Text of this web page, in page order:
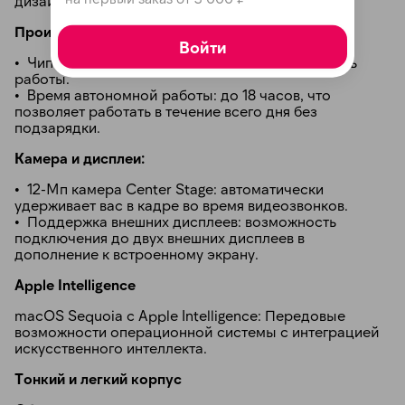
Производительность:
• Чип M4: обеспечивает молниеносную скорость
работы.
• Время автономной работы: до 18 часов, что
позволяет работать в течение всего дня без
подзарядки.
Камера и дисплеи:
• 12-Мп камера Center Stage: автоматически
удерживает вас в кадре во время видеозвонков.
• Поддержка внешних дисплеев: возможность
подключения до двух внешних дисплеев в
дополнение к встроенному экрану.
Apple Intelligence
macOS Sequoia с Apple Intelligence: Передовые
возможности операционной системы с интеграцией
искусственного интеллекта.
Тонкий и легкий корпус
Войти